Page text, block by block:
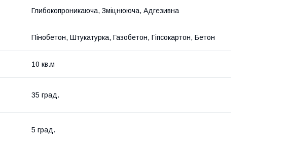
Глибокопроникаюча, Зміцнююча, Адгезивна
Пінобетон, Штукатурка, Газобетон, Гіпсокартон, Бетон
10 кв.м
35 град.
5 град.